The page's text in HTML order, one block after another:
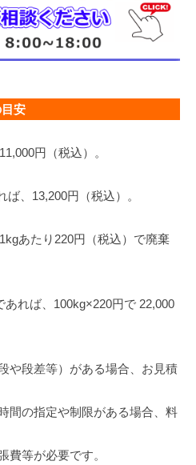
安
円（税込）。
、13,200円（税込）。
あたり220円（税込）で廃棄
れば、100kg×220円で 22,000
や段差等）がある場合、お見積
間の指定や制限がある場合、料
等が必要です。